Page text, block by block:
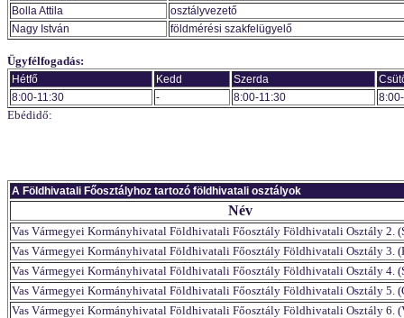
Bolla Attila
osztályvezető
Nagy István
földmérési szakfelügyelő
Ügyfélfogadás:
Hétfő Kedd Szerda
8:00-11:30
- 8:00-11:30
Ebédidő:
A Földhivatali Főosztályhoz tartozó földhivatali osztályok
Név
Vas Vármegyei Kormányhivatal Földhivatali Főosztály Földhivatali Osztály 2.
Vas Vármegyei Kormányhivatal Földhivatali Főosztály Földhivatali Osztály 3.
Vas Vármegyei Kormányhivatal Földhivatali Főosztály Földhivatali Osztály 4.
Vas Vármegyei Kormányhivatal Földhivatali Főosztály Földhivatali Osztály 5.
Vas Vármegyei Kormányhivatal Földhivatali Főosztály Földhivatali Osztály 6.